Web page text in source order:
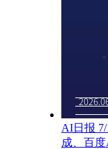
AI日报
成、百